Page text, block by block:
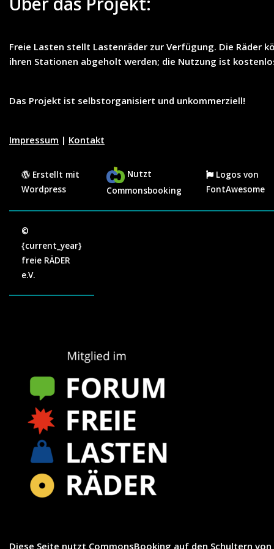
Freie Lasten stellt Lastenräder zur Verfügung. Die Räder
ihren Stationen abgeholt werden; die Nutzung ist
Das Projekt ist selbstorganisiert und unkommerziell!
Impressum | Kontakt
Erstellt mit
Wordpress
Nutzt
Commonsbooking
Logos von
FontAwesome
©
{current_year}
freie RÄDER
e.V.
Diese Seite nutzt CommonsBooking auf den Schultern von